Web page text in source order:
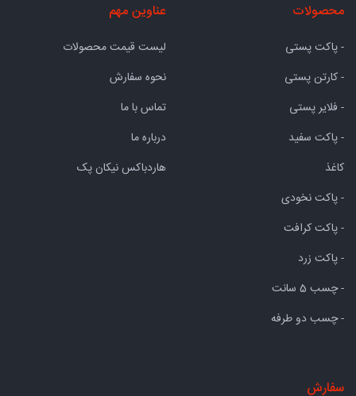
محصولات
- پاکت پستی
- کارتن پستی
- فلایر پستی
- پاکت سفید
کاغذ
- پاکت نخودی
- پاکت کرافت
- پاکت زرد
- چسب 5 سانت
- چسب دو طرفه
عناوین مهم
لیست قیمت محصولات
نحوه سفارش
تماس با ما
درباره ما
هاردباکس نیکان پک
سفارش